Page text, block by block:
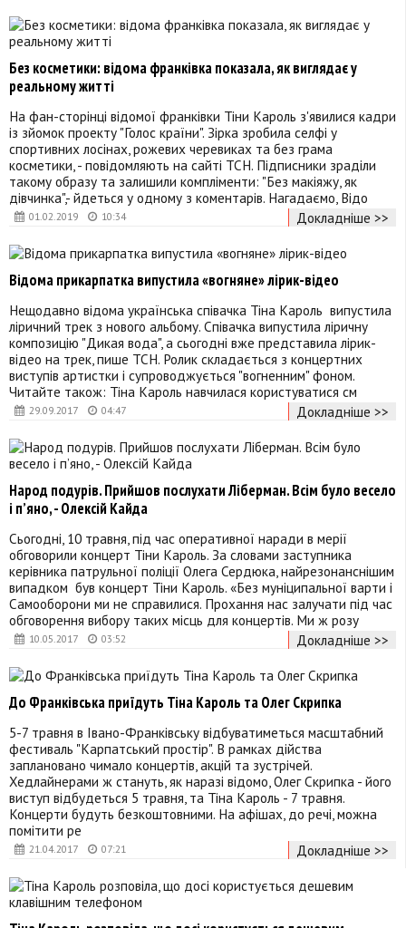
01.02.2019 10:34
Без косметики: відома франківка показала, як виглядає у
реальному житті
На фан-сторінці відомої франківки Тіни Кароль з'явилися кадри
із зйомок проекту "Голос країни". Зірка зробила селфі у
спортивних лосінах, рожевих черевиках та без грама
косметики, - повідомляють на сайті ТСН. Підписники зраділи
такому образу та залишили компліменти: "Без макіяжу, як
дівчинка",- йдеться у одному з коментарів. Нагадаємо, Відо
Докладніше >>
29.09.2017 04:47
Відома прикарпатка випустила «вогняне» лірик-відео
Нещодавно відома українська співачка Тіна Кароль випустила
ліричний трек з нового альбому. Співачка випустила ліричну
композицію "Дикая вода", а сьогодні вже представила лірик-
відео на трек, пише ТСН. Ролик складається з концертних
виступів артистки і супроводжується "вогненним" фоном.
Читайте також: Тіна Кароль навчилася користуватися см
Докладніше >>
10.05.2017 03:52
Народ подурів. Прийшов послухати Ліберман. Всім було весело
і п’яно, - Олексій Кайда
Сьогодні, 10 травня, під час оперативної наради в мерії
обговорили концерт Тіни Кароль. За словами заступника
керівника патрульної поліції Олега Сердюка, найрезонанснішим
випадком був концерт Тіни Кароль. «Без муніципальної варти і
Самооборони ми не справилися. Прохання нас залучати під час
обговорення вибору таких місць для концертів. Ми ж розу
Докладніше >>
21.04.2017 07:21
До Франківська приїдуть Тіна Кароль та Олег Скрипка
5-7 травня в Івано-Франківську відбуватиметься масштабний
фестиваль "Карпатський простір". В рамках дійства
заплановано чимало концертів, акцій та зустрічей.
Хедлайнерами ж стануть, як наразі відомо, Олег Скрипка - його
виступ відбудеться 5 травня, та Тіна Кароль - 7 травня.
Концерти будуть безкоштовними. На афішах, до речі, можна
помітити ре
Докладніше >>